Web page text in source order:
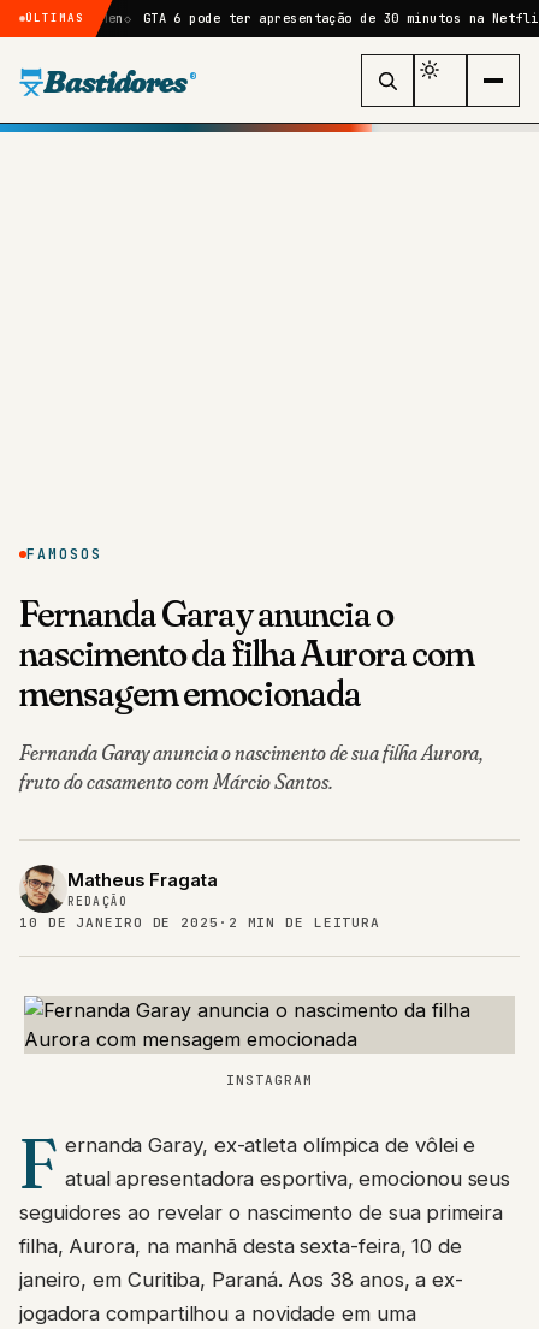
ÚLTIMAS
X-Men GTA 6 pode ter apresentação de 30 minutos na Netflix,
Bastidores ®
FAMOSOS
Fernanda Garay anuncia o
nascimento da filha Aurora com
mensagem emocionada
Fernanda Garay anuncia o nascimento de sua filha Aurora,
fruto do casamento com Márcio Santos.
Matheus Fragata
REDAÇÃO
10 DE JANEIRO DE 2025 · 2 MIN DE LEITURA
INSTAGRAM
F ernanda Garay, ex-atleta olímpica de vôlei e
atual apresentadora esportiva, emocionou seus
seguidores ao revelar o nascimento de sua primeira
filha, Aurora, na manhã desta sexta-feira, 10 de
janeiro, em Curitiba, Paraná. Aos 38 anos, a ex-
jogadora compartilhou a novidade em uma